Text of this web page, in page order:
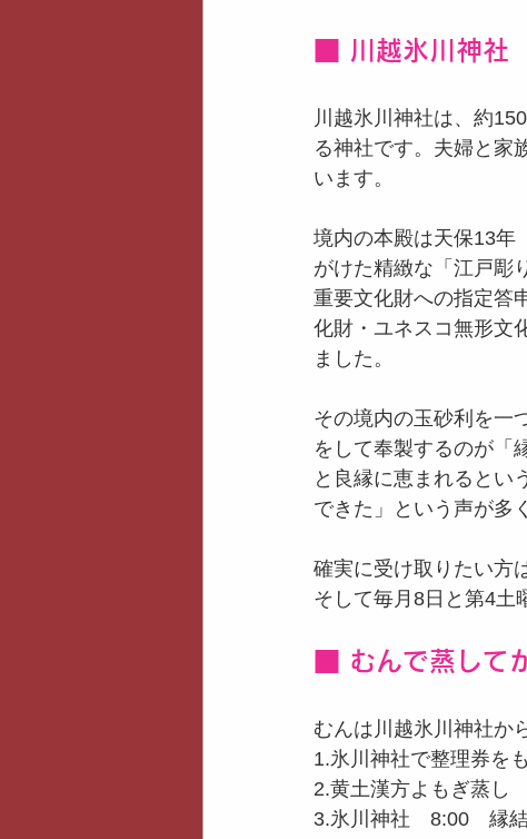
■ 川越氷川神社
川越氷川神社は、約
る神社です。夫婦と家
います。
境内の本殿は天保13年
がけた精緻な「江戸彫
重要文化財への指定答
化財・ユネスコ無形文
ました。
その境内の玉砂利を一
をして奉製するのが「
と良縁に恵まれるとい
できた」という声が多
確実に受け取りたい方
そして毎月8日と第4土
■ むんで蒸して
むんは川越氷川神社か
1.氷川神社で整理券を
2.黄土漢方よもぎ蒸し
3.氷川神社　8:00　縁